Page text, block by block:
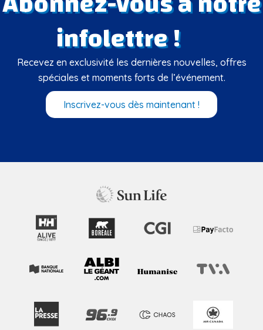
infolettre !
Recevez en exclusivité les dernières nouvelles, offres
spéciales et moments forts de l’événement.
Inscrivez-vous dès maintenant !